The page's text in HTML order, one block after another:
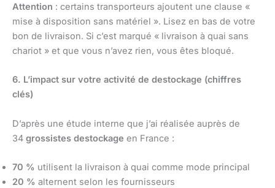
Attention : certains transporteurs ajoutent une clause «
mise à disposition sans matériel ». Lisez en bas de votre
bon de livraison. Si c’est marqué « livraison à quai sans
chariot » et que vous n’avez rien, vous êtes bloqué.
6. L’impact sur votre activité de destockage (chiffres
clés)
D’après une étude interne que j’ai réalisée auprès de
34 grossistes destockage en France :
70 % utilisent la livraison à quai comme mode principal
20 % alternent selon les fournisseurs